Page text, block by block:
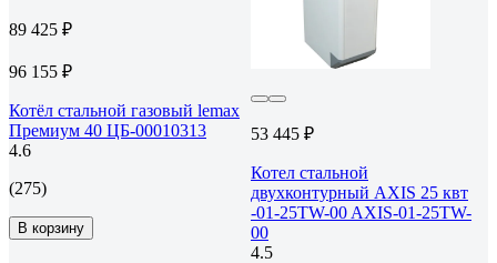
89 425 ₽
96 155 ₽
Котёл стальной газовый lemax
Премиум 40 ЦБ-00010313
4.6
(275)
В корзину
53 445 ₽
Котел стальной
двухконтурный AXIS 25 квт
-01-25TW-00 AXIS-01-25TW-
00
4.5